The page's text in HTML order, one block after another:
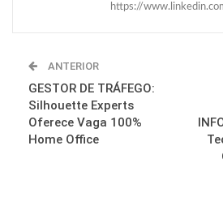
https://
ANTERIOR
GESTOR DE TRÁFEGO:
Silhouette Experts
Oferece Vaga 100%
Home Office